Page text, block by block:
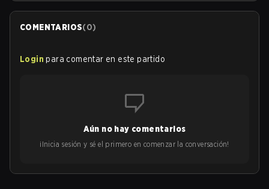
COMENTARIOS(0)
Login para comentar en este partido
Aún no hay comentarios
¡Inicia sesión y sé el primero en comenzar la conversación!